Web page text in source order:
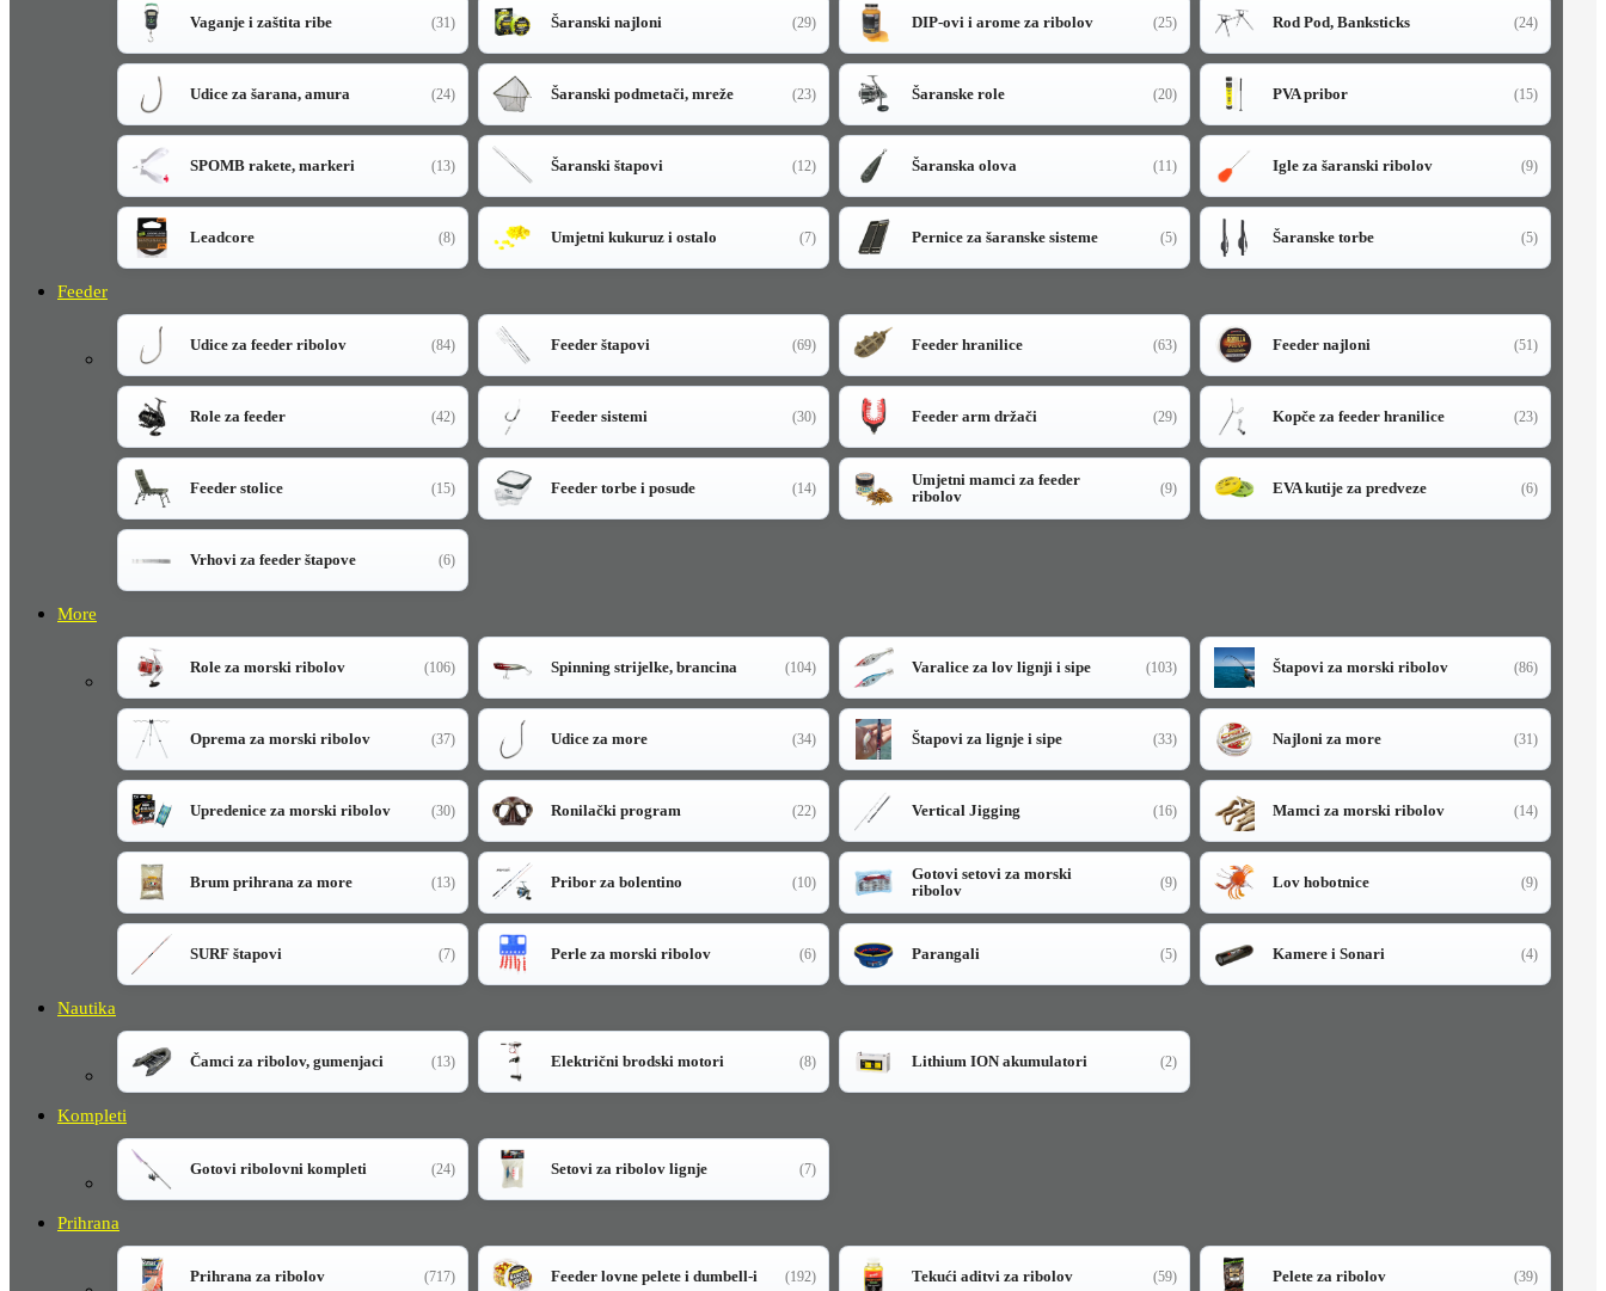
Vaganje i zaštita ribe (31) Šaranski najloni (29) DIP-ovi i arome za ribolov (25) Rod Pod, Banksticks (24)
Udice za šarana, amura (24) Šaranski podmetači, mreže (23) Šaranske role (20) PVA pribor (15)
SPOMB rakete, markeri (13) Šaranski štapovi (12) Šaranska olova (11) Igle za šaranski ribolov (9)
Leadcore (8) Umjetni kukuruz i ostalo (7) Pernice za šaranske sisteme (5) Šaranske torbe (5)
Feeder
Udice za feeder ribolov (84) Feeder štapovi (69) Feeder hranilice (63) Feeder najloni (51)
Role za feeder (42) Feeder sistemi (30) Feeder arm držači (29) Kopče za feeder hranilice (23)
Feeder stolice (15) Feeder torbe i posude (14)
Umjetni mamci za feeder
ribolov
(9) EVA kutije za predveze (6)
Vrhovi za feeder štapove (6)
More
Role za morski ribolov (106) Spinning strijelke, brancina (104) Varalice za lov lignji i sipe (103) Štapovi za morski ribolov (86)
Oprema za morski ribolov (37) Udice za more (34) Štapovi za lignje i sipe (33) Najloni za more (31)
Upredenice za morski ribolov (30) Ronilački program (22) Vertical Jigging (16) Mamci za morski ribolov (14)
Brum prihrana za more (13) Pribor za bolentino (10)
Gotovi setovi za morski
ribolov
(9) Lov hobotnice (9)
SURF štapovi (7) Perle za morski ribolov (6) Parangali (5) Kamere i Sonari (4)
Nautika
Čamci za ribolov, gumenjaci (13) Električni brodski motori (8) Lithium ION akumulatori (2)
Kompleti
Gotovi ribolovni kompleti (24) Setovi za ribolov lignje (7)
Prihrana
Prihrana za ribolov (717) Feeder lovne pelete i dumbell-i (192) Tekući aditvi za ribolov (59) Pelete za ribolov (39)